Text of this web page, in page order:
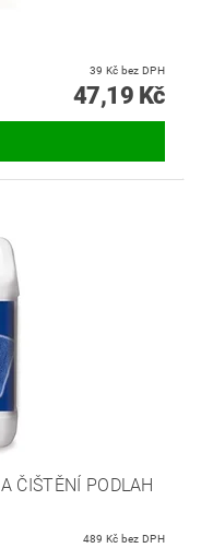
39 Kč bez DPH
47,19 Kč
ČIŠTĚNÍ PODLAH
489 Kč bez DPH